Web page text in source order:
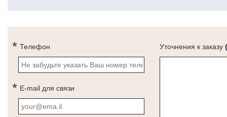
Телефон
E-mail для связи
Уточнения к заказу